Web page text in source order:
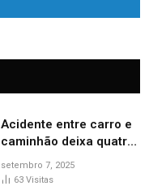
Acidente entre carro e
caminhão deixa quatro
pessoas feridas e uma
mulher morta na TO-
setembro 7, 2025
63 Visitas